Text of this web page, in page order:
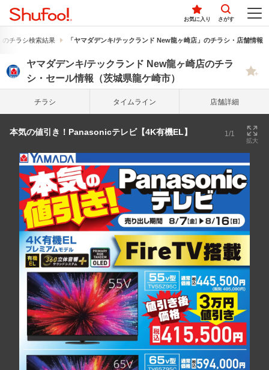
お気に入り さがす
のチラシ検索結果 「ヤマダデンキ/テックランド New龍ヶ崎店」のチラシ・店舗情報
ヤマダデンキ/テックランド New龍ヶ崎店のチラ
シ・セール情報（茨城県龍ケ崎市）
チラシ タイム ライン 店舗詳細
本気の値引き！Panasonicテレビ【4K有機EL】 1/1
拡大